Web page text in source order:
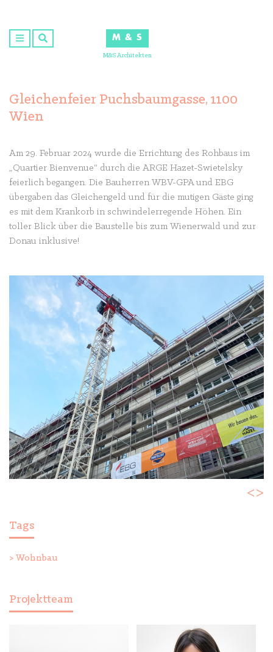
content
M & S
M&S Architekten
Gleichenfeier Puchsbaumgasse, 1100
Wien
Am 29. Februar 2024 wurde die Errichtung des Rohbaus im
„Quartier Bienvenue“ durch die ARGE Hazet-Swietelsky
feierlich begangen. Die Bauherren WBV-GPA und EBG
übergaben das Gleichengeld und für die mutigen Gäste ging
es mit dem Krankorb in schwindelerregende Höhen. Ein
toller Blick über die Baustelle bis zum Wienerwald und zur
Donau inklusive!
<>
Tags
> Wohnbau
Projektteam